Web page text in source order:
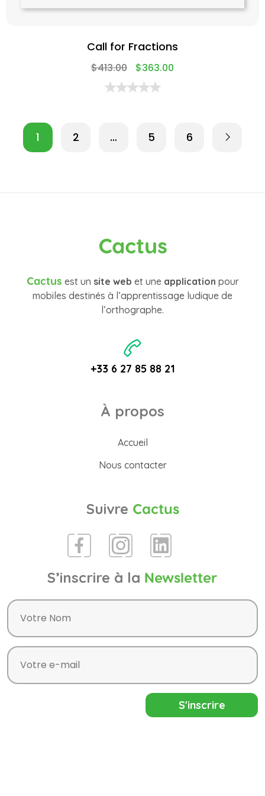
Call for Fractions
$413.00 $363.00
1 2 … 5 6
Cactus
Cactus est un site web et une application pour
mobiles destinés à l’apprentissage ludique de
l’orthographe.
+33 6 27 85 88 21
À propos
Accueil
Nous contacter
Suivre Cactus
S’inscrire à la Newsletter